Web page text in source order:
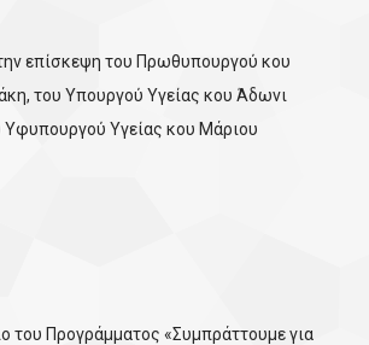
επίσκεψη του Πρωθυπουργού κου
του Υπουργού Υγείας κου Άδωνι
Υφυπουργού Υγείας κου Μάριου
του Προγράμματος «Συμπράττουμε για